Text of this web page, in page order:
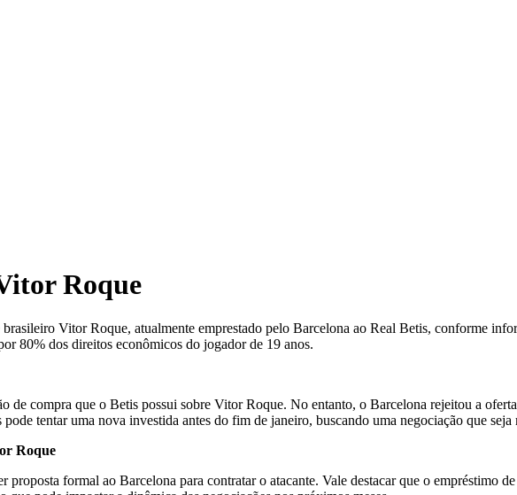
Roque
Vitor Roque, atualmente emprestado pelo Barcelona ao Real Betis, conforme
80% dos direitos econômicos do jogador de 19 anos.
de compra que o Betis possui sobre Vitor Roque. No entanto, o Barcelona rejeitou a
tentar uma nova investida antes do fim de janeiro, buscando uma negociação que seja
Roque
proposta formal ao Barcelona para contratar o atacante. Vale destacar que o empréstimo